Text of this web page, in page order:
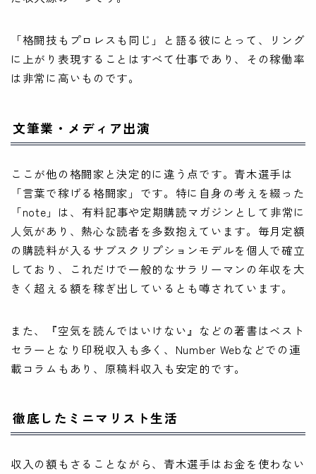
「格闘技もプロレスも同じ」と語る彼にとって、リング
に上がり表現することはすべて仕事であり、その稼働率
は非常に高いものです。
文筆業・メディア出演
ここが他の格闘家と決定的に違う点です。青木選手は
「言葉で稼げる格闘家」です。特に自身の考えを綴った
「note」は、有料記事や定期購読マガジンとして非常に
人気があり、熱心な読者を多数抱えています。毎月定額
の購読料が入るサブスクリプションモデルを個人で確立
しており、これだけで一般的なサラリーマンの年収を大
きく超える額を稼ぎ出しているとも噂されています。
また、『空気を読んではいけない』などの著書はベスト
セラーとなり印税収入も多く、Number Webなどでの連
載コラムもあり、原稿料収入も安定的です。
徹底したミニマリスト生活
収入の額もさることながら、青木選手はお金を使わない